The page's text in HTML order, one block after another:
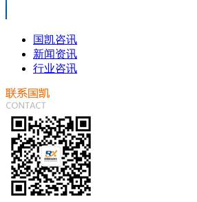
国凯咨讯
新闻资讯
行业咨讯